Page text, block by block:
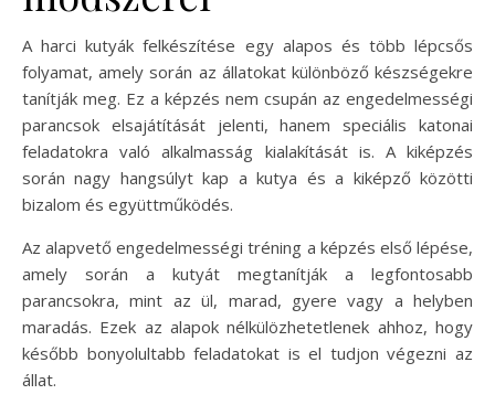
A harci kutyák felkészítése egy alapos és több lépcsős
folyamat, amely során az állatokat különböző készségekre
tanítják meg. Ez a képzés nem csupán az engedelmességi
parancsok elsajátítását jelenti, hanem speciális katonai
feladatokra való alkalmasság kialakítását is. A kiképzés
során nagy hangsúlyt kap a kutya és a kiképző közötti
bizalom és együttműködés.
Az alapvető engedelmességi tréning a képzés első lépése,
amely során a kutyát megtanítják a legfontosabb
parancsokra, mint az ül, marad, gyere vagy a helyben
maradás. Ezek az alapok nélkülözhetetlenek ahhoz, hogy
később bonyolultabb feladatokat is el tudjon végezni az
állat.